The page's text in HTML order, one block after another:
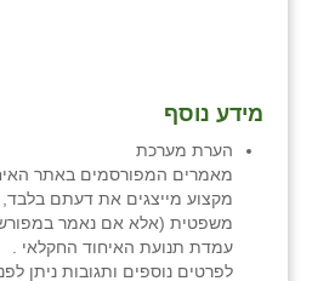
מידע נוסף
הערת מערכת
מאמרים המפורסמים באתר
מקצוע מייצגים את דעתם בלבד,
משפטית (אלא אם נאמר
עמדת תנועת האיחוד החקלאי .
לפרטים נוספים ותגובות ניתן